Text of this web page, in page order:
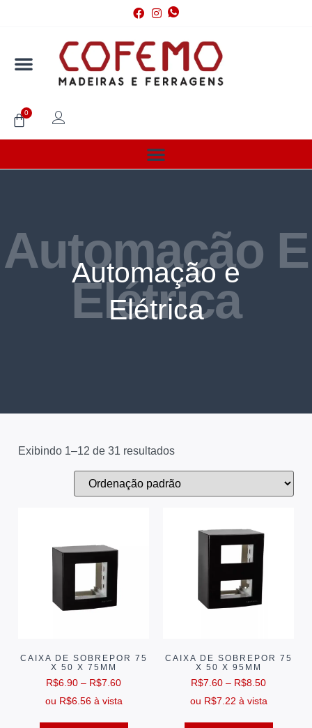
0
Automação E
Elétrica
Automação e
Elétrica
Exibindo 1–12 de 31 resultados
CAIXA DE SOBREPOR 75
X 50 X 75MM
R$6.90 – R$7.60
ou R$6.56 à vista
CAIXA DE SOBREPOR 75
X 50 X 95MM
R$7.60 – R$8.50
ou R$7.22 à vista